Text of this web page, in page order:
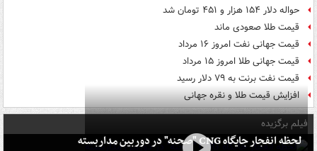
حواله دلار ۱۵۴ هزار و ۴۵۱ تومان شد
قیمت طلا صعودی ماند
قیمت جهانی نفت امروز ۱۶ مرداد
قیمت جهانی طلا امروز ۱۵ مرداد
قیمت نفت برنت به ۷۹ دلار رسید
افزایش قیمت طلا و نقره جهانی
فیلم برگزیده
لحظه انفجار جایگاه CNG "صحنه" در دوربین مداربسته